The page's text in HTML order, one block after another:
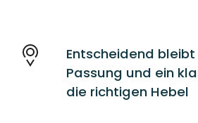
Entscheidend
Passung und ein
die richtigen Hebel